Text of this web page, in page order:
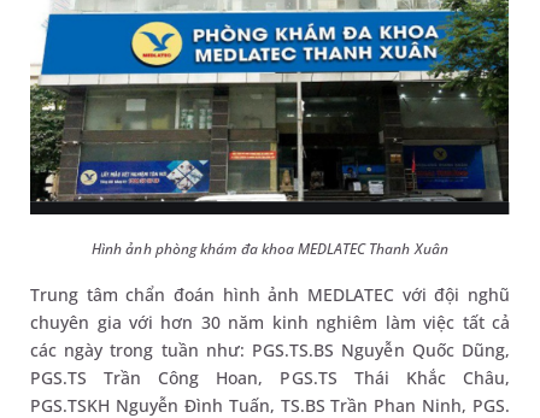
Hình ảnh phòng khám đa khoa MEDLATEC Thanh Xuân
Trung tâm chẩn đoán hình ảnh MEDLATEC với đội nghũ
chuyên gia với hơn 30 năm kinh nghiêm làm việc tất cả
các ngày trong tuần như: PGS.TS.BS Nguyễn Quốc Dũng,
PGS.TS Trần Công Hoan, PGS.TS Thái Khắc Châu,
PGS.TSKH Nguyễn Đình Tuấn, TS.BS Trần Phan Ninh, PGS.